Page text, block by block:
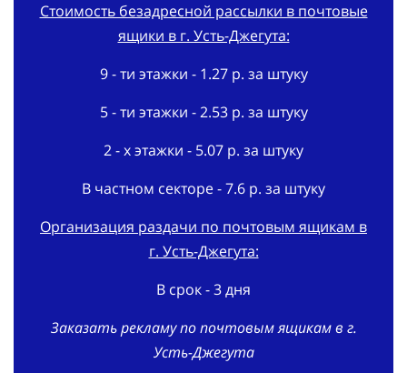
в почтовые ящики.
Стоимость безадресной рассылки в почтовые
ящики в г. Усть-Джегута:
9 - ти этажки - 1.27 р. за штуку
5 - ти этажки - 2.53 р. за штуку
2 - х этажки - 5.07 р. за штуку
В частном секторе - 7.6 р. за штуку
Организация раздачи по почтовым ящикам в
г. Усть-Джегута:
В срок - 3 дня
Заказать рекламу по почтовым ящикам в г.